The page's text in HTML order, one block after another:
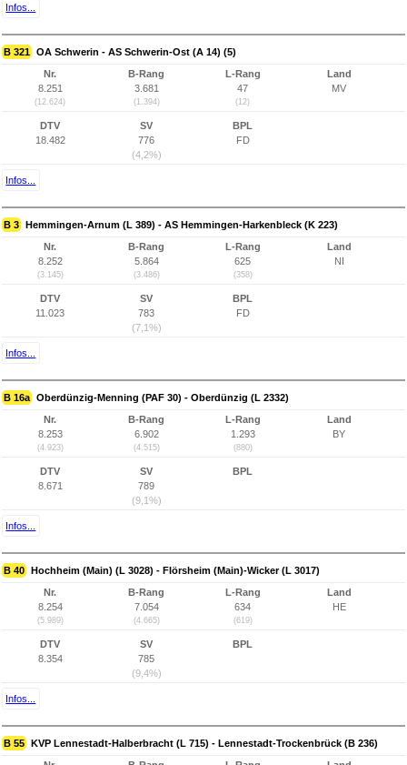
Infos...
B 321 OA Schwerin - AS Schwerin-Ost (A 14) (5)
Nr.
8.251
(12.624)
B-Rang
3.681
(1.394)
L-Rang
47
(12)
Land
MV
DTV
18.482
SV
776
(4,2%)
BPL
FD
Infos...
B 3 Hemmingen-Arnum (L 389) - AS Hemmingen-Harkenbleck (K 223)
Nr.
8.252
(3.145)
B-Rang
5.864
(3.486)
L-Rang
625
(358)
Land
NI
DTV
11.023
SV
783
(7,1%)
BPL
FD
Infos...
B 16a Oberdünzig-Menning (PAF 30) - Oberdünzig (L 2332)
Nr.
8.253
(4.923)
B-Rang
6.902
(4.515)
L-Rang
1.293
(880)
Land
BY
DTV
8.671
SV
789
(9,1%)
BPL
Infos...
B 40 Hochheim (Main) (L 3028) - Flörsheim (Main)-Wicker (L 3017)
Nr.
8.254
(5.989)
B-Rang
7.054
(4.665)
L-Rang
634
(619)
Land
HE
DTV
8.354
SV
785
(9,4%)
BPL
Infos...
B 55 KVP Lennestadt-Halberbracht (L 715) - Lennestadt-Trockenbrück (B 236)